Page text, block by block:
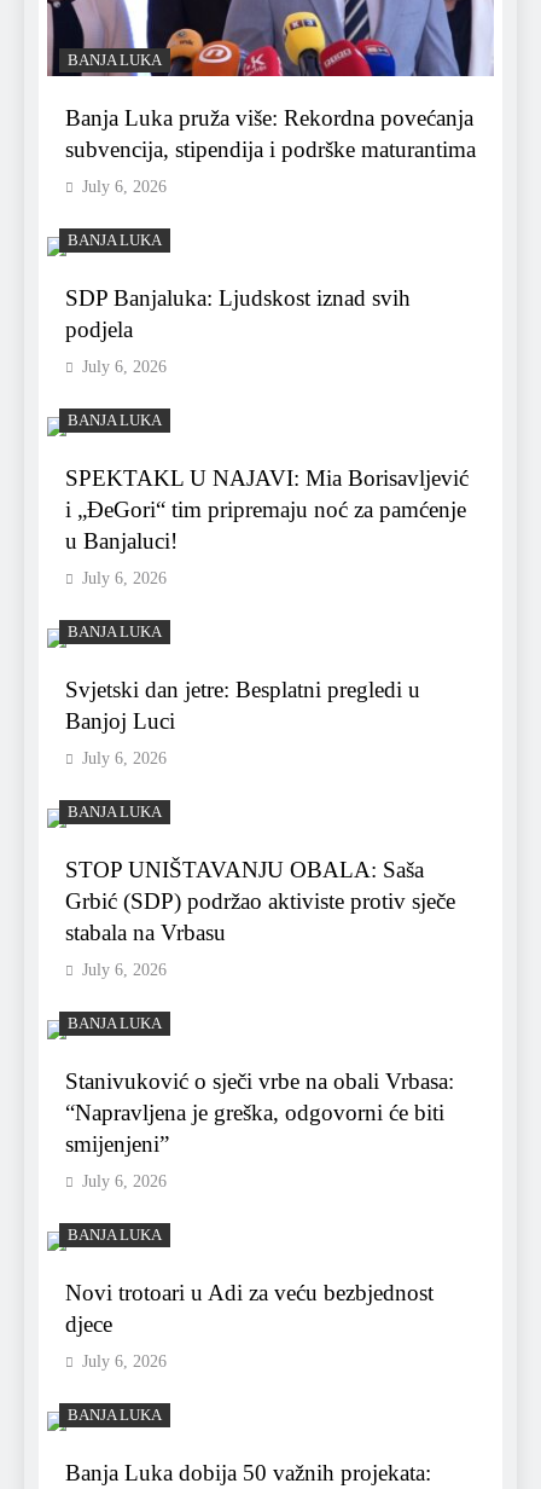
BANJA LUKA
Banja Luka pruža više: Rekordna povećanja
subvencija, stipendija i podrške maturantima
July 6, 2026
BANJA LUKA
SDP Banjaluka: Ljudskost iznad svih
podjela
July 6, 2026
BANJA LUKA
SPEKTAKL U NAJAVI: Mia Borisavljević
i „ĐeGori“ tim pripremaju noć za pamćenje
u Banjaluci!
July 6, 2026
BANJA LUKA
Svjetski dan jetre: Besplatni pregledi u
Banjoj Luci
July 6, 2026
BANJA LUKA
STOP UNIŠTAVANJU OBALA: Saša
Grbić (SDP) podržao aktiviste protiv sječe
stabala na Vrbasu
July 6, 2026
BANJA LUKA
Stanivuković o sječi vrbe na obali Vrbasa:
“Napravljena je greška, odgovorni će biti
smijenjeni”
July 6, 2026
BANJA LUKA
Novi trotoari u Adi za veću bezbjednost
djece
July 6, 2026
BANJA LUKA
Banja Luka dobija 50 važnih projekata: